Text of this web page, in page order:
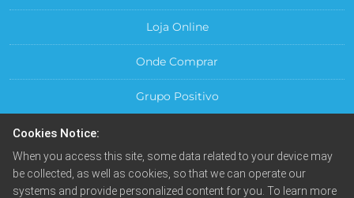
Loja Online
Onde Comprar
Grupo Positivo
Central do Cliente
Cookies Notice:
When you access this site, some data related to your device may
be collected, as well as cookies, so that we can operate our
systems and provide personalized content for you. To learn more